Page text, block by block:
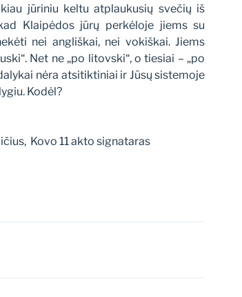
jūriniu keltu atplaukusių svečių iš
Klaipėdos jūrų perkėloje jiems su
nei angliškai, nei vokiškai. Jiems
Net ne „po litovski“, o tiesiai – „po
nėra atsitiktiniai ir Jūsų sistemoje
Kodėl?
Kovo 11 akto signataras